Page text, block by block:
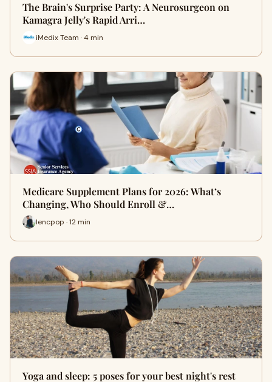
The Brain's Surprise Party: A Neurosurgeon on
Kamagra Jelly's Rapid Arri…
iMedix Team · 4 min
Medicare Supplement Plans for 2026: What’s
Changing, Who Should Enroll &…
lencpop · 12 min
Yoga and sleep: 5 poses for your best night's rest